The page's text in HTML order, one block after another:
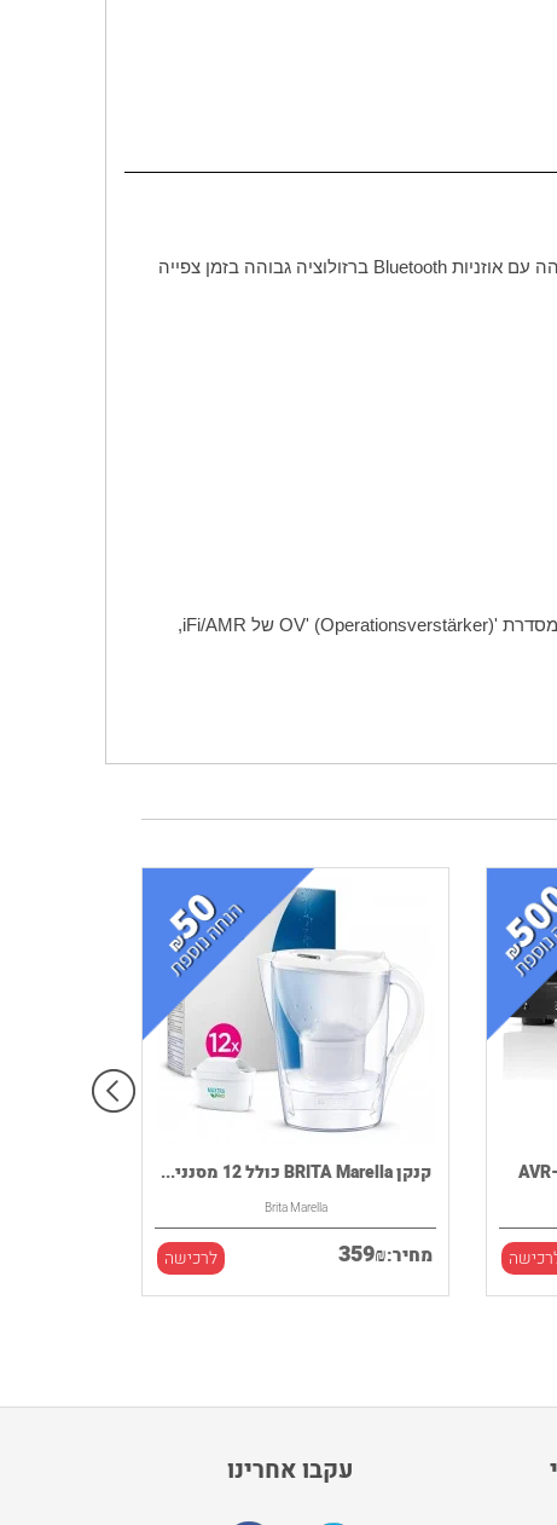
עם אוזניות Bluetooth ברזולוציה גבוהה בזמן צפייה
'
OV' (Operationsverstärker) של iFi/AMR
,
קנקן BRITA Marella כולל 12 מסנני...
Brita Marella
מחיר: 359₪ לרכישה
עקבו אחרינו